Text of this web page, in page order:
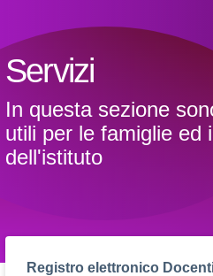
Servizi
In questa sezione
utili per le famiglie ed
dell'istituto
Registro elettronico